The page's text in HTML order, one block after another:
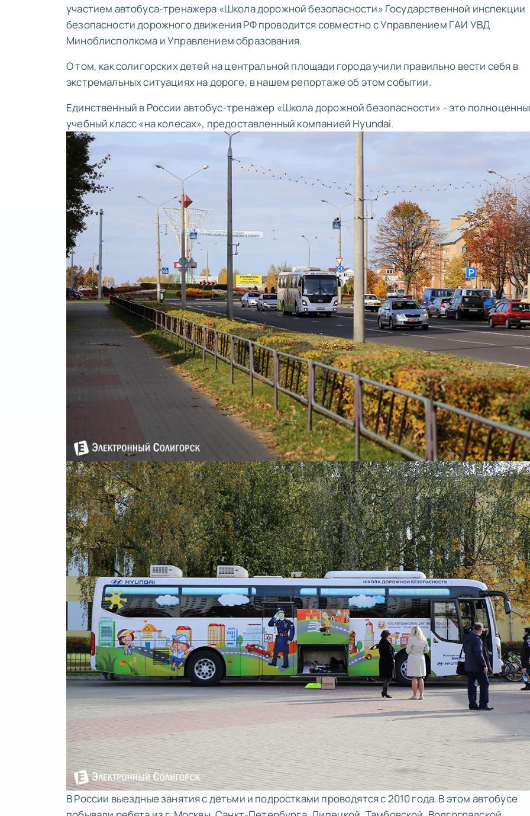
участием автобуса-тренажера «Школа дорожной безопасности» Государственной инспекции
безопасности дорожного движения РФ проводится совместно с Управлением ГАИ УВД
Миноблисполкома и Управлением образования.
О том, как солигорских детей на центральной площади города учили правильно вести себя в
экстремальных ситуациях на дороге, в нашем репортаже об этом событии.
Единственный в Росcии автобус-тренажер «Школа дорожной безопасности» - это
учебный класс «на колесах», предоставленный компанией Hyundai.
В России выездные занятия с детьми и подростками проводятся с 2010 года. В этом автобусе